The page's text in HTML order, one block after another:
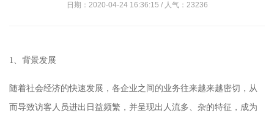
日期：2020-04-24 16:36:15 / 人气：23236
1、 背景发展
随着社会经济的快速发展，各企业之间的业务往来越来越密切，从
而导致访客 人员进出 日益频繁，并呈现出人流多、 杂的特征，成为